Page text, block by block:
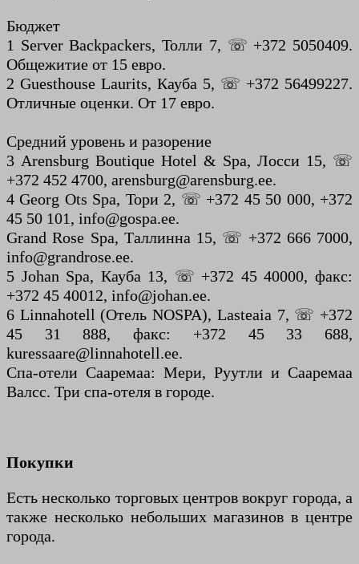
Бюджет
1 Server Backpackers, Толли 7, ☏ +372 5050409.
Общежитие от 15 евро.
2 Guesthouse Laurits, Кауба 5, ☏ +372 56499227.
Отличные оценки. От 17 евро.
Средний уровень и разорение
3 Arensburg Boutique Hotel & Spa, Лосси 15, ☏
+372 452 4700, arensburg@arensburg.ee.
4 Georg Ots Spa, Тори 2, ☏ +372 45 50 000, +372
45 50 101, info@gospa.ee.
Grand Rose Spa, Таллинна 15, ☏ +372 666 7000,
info@grandrose.ee.
5 Johan Spa, Кауба 13, ☏ +372 45 40000, факс:
+372 45 40012, info@johan.ee.
6 Linnahotell (Отель NOSPA), Lasteaia 7, ☏ +372
45 31 888, факс: +372 45 33 688,
kuressaare@linnahotell.ee.
Спа-отели Сааремаа: Мери, Руутли и Сааремаа
Валсс. Три спа-отеля в городе.
Покупки
Есть несколько торговых центров вокруг города, а
также несколько небольших магазинов в центре
города.